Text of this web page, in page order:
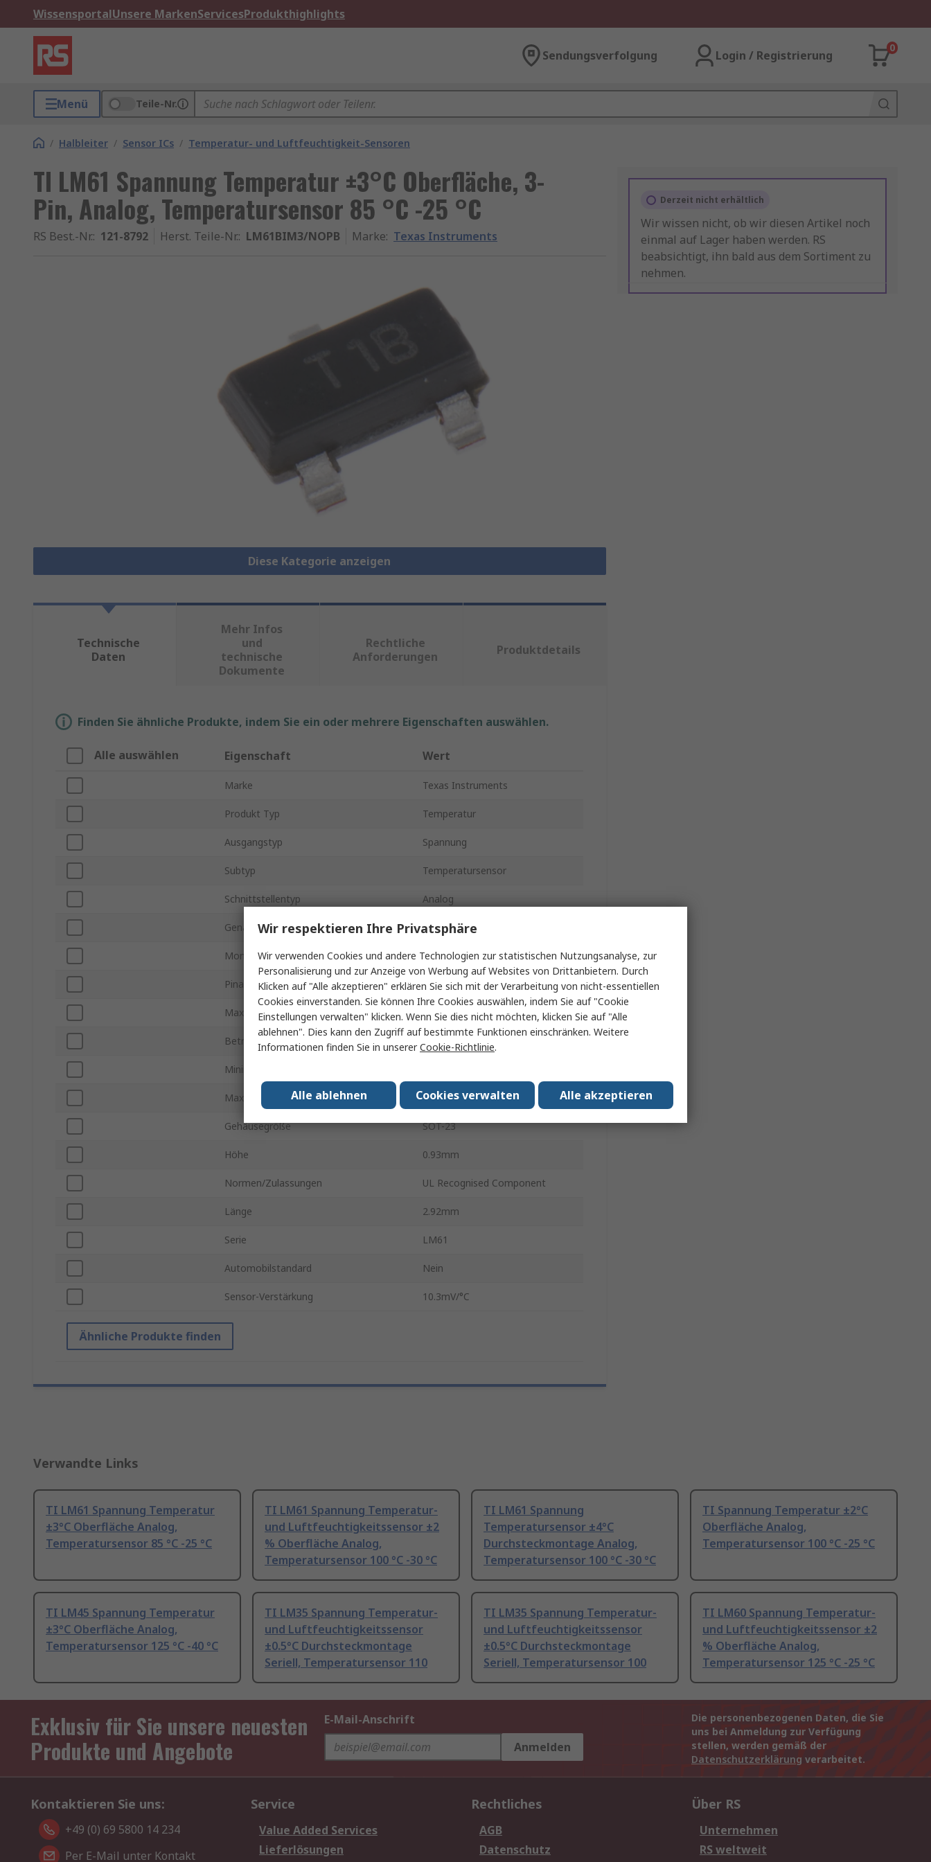
WissensportalUnsere MarkenServicesProdukthighlights
Sendungsverfolgung Login / Registrierung
0
Menü Teile-Nr.
/ Halbleiter / Sensor ICs / Temperatur- und Luftfeuchtigkeit-Sensoren
TI LM61 Spannung Temperatur ±3°C Oberfläche, 3-
Pin, Analog, Temperatursensor 85 °C -25 °C
RS Best.-Nr.: 121-8792 Herst. Teile-Nr.: LM61BIM3/NOPB Marke: Texas Instruments
Diese Kategorie anzeigen
Derzeit nicht erhältlich
Wir wissen nicht, ob wir diesen Artikel noch
einmal auf Lager haben werden. RS
beabsichtigt, ihn bald aus dem Sortiment zu
nehmen.
Technische
Daten
Mehr Infos
und
technische
Dokumente
Rechtliche
Anforderungen
Produktdetails
Finden Sie ähnliche Produkte, indem Sie ein oder mehrere Eigenschaften auswählen.
Alle auswählen Eigenschaft Wert
Marke Texas Instruments
Produkt Typ Temperatur
Ausgangstyp Spannung
Subtyp Temperatursensor
Schnittstellentyp Analog
Genauigkeit ±3°C
Montageart Oberfläche
Pinanzahl 3
Maximale Betriebstemperatur 85°C
Betriebstemperatur min. -25°C
Minimale Versorgungsspannung
Maximale Versorgungsspannung 10V
Gehäusegröße SOT-23
Höhe 0.93mm
Normen/Zulassungen UL Recognised Component
Länge 2.92mm
Serie LM61
Automobilstandard Nein
Sensor-Verstärkung 10.3mV/°C
Ähnliche Produkte finden
Verwandte Links
TI LM61 Spannung Temperatur
±3°C Oberfläche Analog,
Temperatursensor 85 °C -25 °C
TI LM61 Spannung Temperatur-
und Luftfeuchtigkeitssensor ±2
% Oberfläche Analog,
Temperatursensor 100 °C -30 °C
TI LM61 Spannung
Temperatursensor ±4°C
Durchsteckmontage Analog,
Temperatursensor 100 °C -30 °C
TI Spannung Temperatur ±2°C
Oberfläche Analog,
Temperatursensor 100 °C -25 °C
TI LM45 Spannung Temperatur
±3°C Oberfläche Analog,
Temperatursensor 125 °C -40 °C
TI LM35 Spannung Temperatur-
und Luftfeuchtigkeitssensor
±0.5°C Durchsteckmontage
Seriell, Temperatursensor 110
TI LM35 Spannung Temperatur-
und Luftfeuchtigkeitssensor
±0.5°C Durchsteckmontage
Seriell, Temperatursensor 100
TI LM60 Spannung Temperatur-
und Luftfeuchtigkeitssensor ±2
% Oberfläche Analog,
Temperatursensor 125 °C -25 °C
Exklusiv für Sie unsere neuesten
Produkte und Angebote
E-Mail-Anschrift
Anmelden
Die personenbezogenen Daten, die Sie
uns bei Anmeldung zur Verfügung
stellen, werden gemäß der
Datenschutzerklärung verarbeitet.
Kontaktieren Sie uns:
+49 (0) 69 5800 14 234
Per E-Mail unter Kontakt
Service
Value Added Services
Lieferlösungen
Rechtliches
AGB
Datenschutz
Über RS
Unternehmen
RS weltweit
Wir respektieren Ihre Privatsphäre
Wir verwenden Cookies und andere Technologien zur statistischen Nutzungsanalyse, zur
Personalisierung und zur Anzeige von Werbung auf Websites von Drittanbietern. Durch
Klicken auf "Alle akzeptieren" erklären Sie sich mit der Verarbeitung von nicht-essentiellen
Cookies einverstanden. Sie können Ihre Cookies auswählen, indem Sie auf "Cookie
Einstellungen verwalten" klicken. Wenn Sie dies nicht möchten, klicken Sie auf "Alle
ablehnen". Dies kann den Zugriff auf bestimmte Funktionen einschränken. Weitere
Informationen finden Sie in unsererCookie-Richtlinie.
Alle akzeptieren
Cookies verwalten
Alle ablehnen